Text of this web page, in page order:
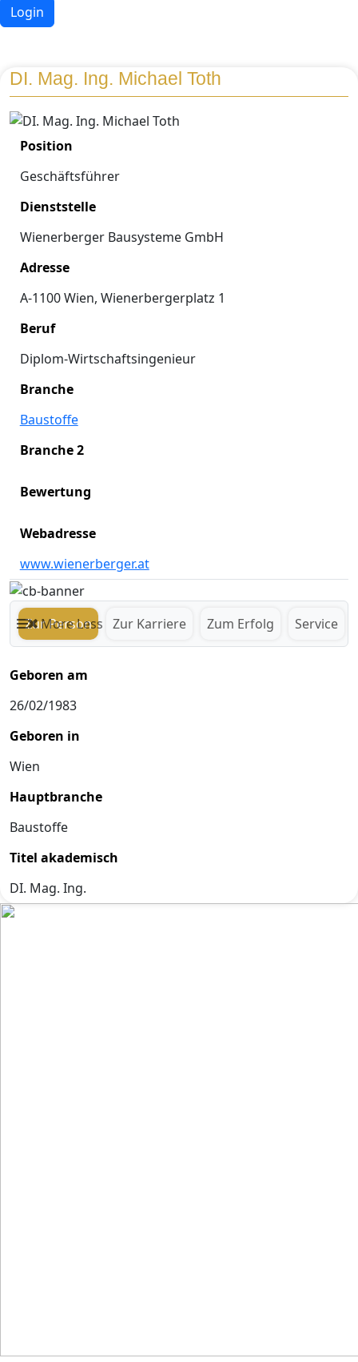
Login
DI. Mag. Ing. Michael Toth
Position
Geschäftsführer
Dienststelle
Wienerberger Bausysteme GmbH
Adresse
A-1100 Wien, Wienerbergerplatz 1
Beruf
Diplom-Wirtschaftsingenieur
Branche
Baustoffe
Branche 2
Bewertung
Webadresse
www.wienerberger.at
Zur Person Zur Karriere Zum Erfolg Service
MoreLess
Geboren am
26/02/1983
Geboren in
Wien
Hauptbranche
Baustoffe
Titel akademisch
DI. Mag. Ing.